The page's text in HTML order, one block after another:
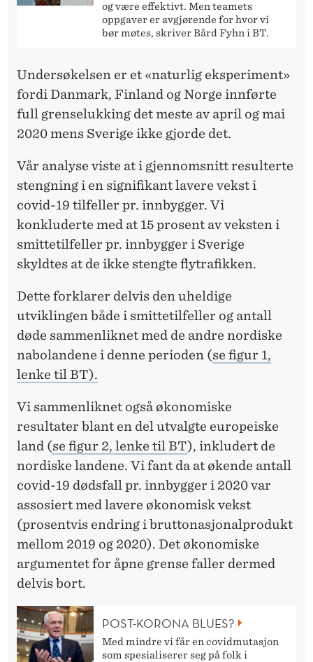
og være effektivt. Men teamets
oppgaver er avgjørende for hvor vi
bør møtes, skriver Bård Fyhn i BT.
Undersøkelsen er et «naturlig eksperiment»
fordi Danmark, Finland og Norge innførte
full grenselukking det meste av april og mai
2020 mens Sverige ikke gjorde det.
Vår analyse viste at i gjennomsnitt resulterte
stengning i en signifikant lavere vekst i
covid-19 tilfeller pr. innbygger. Vi
konkluderte med at 15 prosent av veksten i
smittetilfeller pr. innbygger i Sverige
skyldtes at de ikke stengte flytrafikken.
Dette forklarer delvis den uheldige
utviklingen både i smittetilfeller og antall
døde sammenliknet med de andre nordiske
nabolandene i denne perioden (se figur 1,
lenke til BT).
Vi sammenliknet også økonomiske
resultater blant en del utvalgte europeiske
land (se figur 2, lenke til BT), inkludert de
nordiske landene. Vi fant da at økende antall
covid-19 dødsfall pr. innbygger i 2020 var
assosiert med lavere økonomisk vekst
(prosentvis endring i bruttonasjonalprodukt
mellom 2019 og 2020). Det økonomiske
argumentet for åpne grense faller dermed
delvis bort.
POST-KORONA BLUES?
Med mindre vi får en covidmutasjon
som spesialiserer seg på folk i